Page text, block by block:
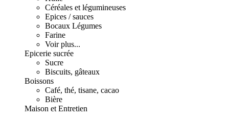
Céréales et légumineuses
Epices / sauces
Bocaux Légumes
Farine
Voir plus...
Epicerie sucrée
Sucre
Biscuits, gâteaux
Boissons
Café, thé, tisane, cacao
Bière
Maison et Entretien